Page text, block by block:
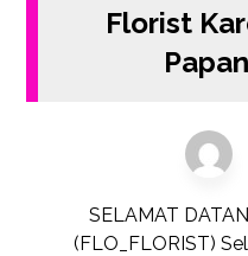
Florist
SELAMAT
(FLO_FLORIST)